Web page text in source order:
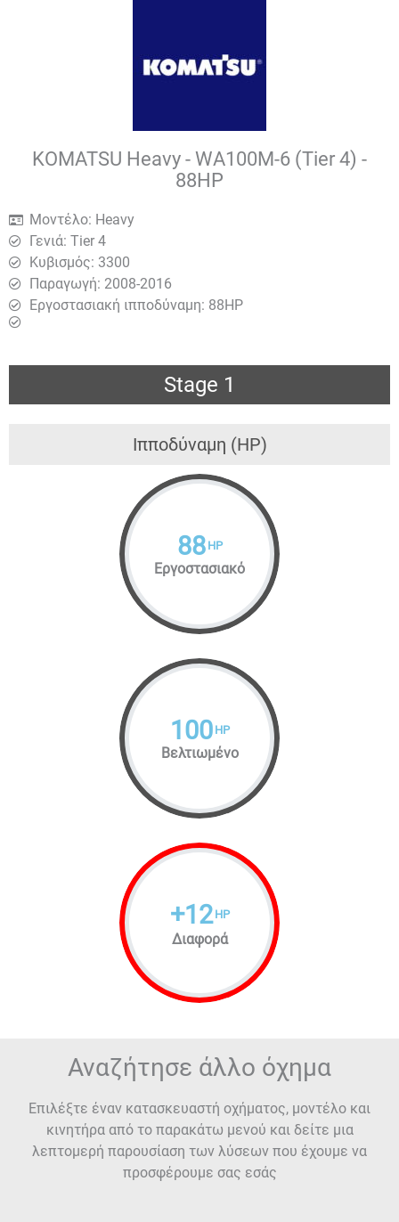
KOMATSU Heavy - WA100M-6 (Tier 4) -
88HP
Μοντέλο: Heavy
Γενιά: Tier 4
Κυβισμός: 3300
Παραγωγή: 2008-2016
Εργοστασιακή ιπποδύναμη: 88HP
Stage 1
Ιπποδύναμη (HP)
88 HP
Εργοστασιακό
100 HP
Βελτιωμένο
+12 HP
Διαφορά
Αναζήτησε άλλο όχημα
Επιλέξτε έναν κατασκευαστή οχήματος, μοντέλο και
κινητήρα από το παρακάτω μενού και δείτε μια
λεπτομερή παρουσίαση των λύσεων που έχουμε να
προσφέρουμε σας εσάς